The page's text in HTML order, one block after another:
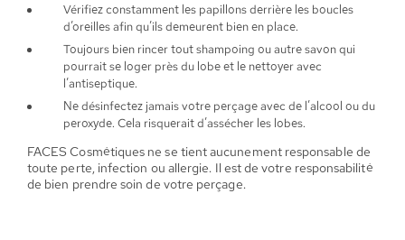
Vérifiez constamment les papillons derrière les boucles
d’oreilles afin qu’ils demeurent bien en place.
Toujours bien rincer tout shampoing ou autre savon qui
pourrait se loger près du lobe et le nettoyer avec
l’antiseptique.
Ne désinfectez jamais votre perçage avec de l’alcool ou du
peroxyde. Cela risquerait d’assécher les lobes.
FACES Cosmétiques ne se tient aucunement responsable de
toute perte, infection ou allergie. Il est de votre responsabilité
de bien prendre soin de votre perçage.